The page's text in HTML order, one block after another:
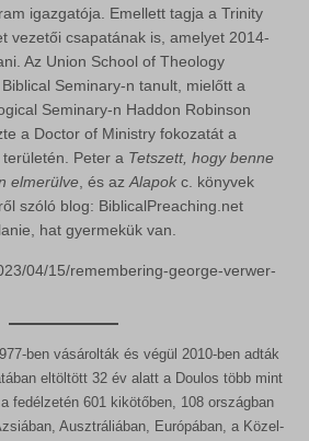
igazgatója. Emellett tagja a Trinity
vezetői csapatának is, amelyet 2014-
Az Union School of Theology
Seminary-n tanult, mielőtt a
Seminary-n Haddon Robinson
a Doctor of Ministry fokozatát a
Peter a Tetszett, hogy benne
elmerülve , és az Alapok c. könyvek
szóló blog: BiblicalPreaching.net
hat gyermekük van.
04/15/remembering-george-verwer-
ben vásárolták és végül 2010-ben adták
eltöltött 32 év alatt a Doulos több mint
fedélzetén 601 kikötőben, 108 országban
Ausztráliában, Európában, a Közel-